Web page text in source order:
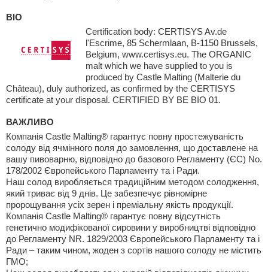
BIO
Certification body: CERTISYS Av.de
l'Escrime, 85 Schermlaan, B-1150 Brussels,
Belgium, www.certisys.eu. The ORGANIC
malt which we have supplied to you is
produced by Castle Malting (Malterie du
Château), duly authorized, as confirmed by the CERTISYS
certificate at your disposal. CERTIFIED BY BE BIO 01.
ВАЖЛИВО
Компанія Castle Malting® гарантує повну простежуваність
солоду від ячмінного поля до замовлення, що доставлене на
вашу пивоварню, відповідно до базового Регламенту (ЄС) No.
178/2002 Європейського Парламенту та і Ради.
Наш солод виробляється традиційним методом солодження,
який триває від 9 днів. Це забезпечує рівномірне
пророщування усіх зерен і преміальну якість продукції.
Компанія Castle Malting® гарантує повну відсутність
генетично модифікованої сировини у виробництві відповідно
до Регламенту NR. 1829/2003 Європейського Парламенту та і
Ради – таким чином, жоден з сортів нашого солоду не містить
ГМО;